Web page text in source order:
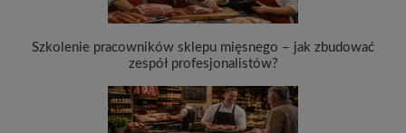
Szkolenie pracowników sklepu mięsnego – jak zbudować
zespół profesjonalistów?